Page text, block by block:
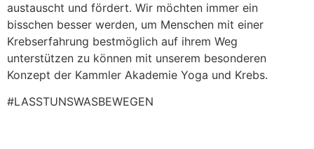
austauscht und fördert. Wir möchten immer ein
bisschen besser werden, um Menschen mit einer
Krebserfahrung bestmöglich auf ihrem Weg
unterstützen zu können mit unserem besonderen
Konzept der Kammler Akademie Yoga und Krebs.
#LASSTUNSWASBEWEGEN